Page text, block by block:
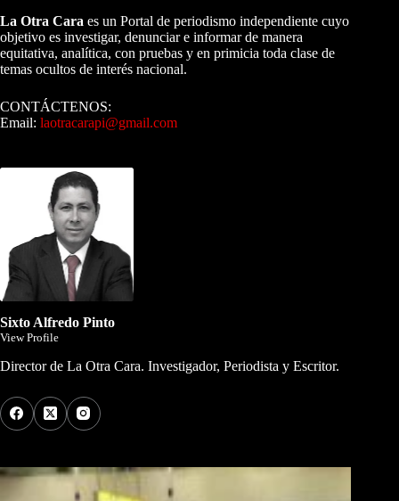
La Otra Cara es un Portal de periodismo independiente cuyo
objetivo es investigar, denunciar e informar de manera
equitativa, analítica, con pruebas y en primicia toda clase de
temas ocultos de interés nacional.
CONTÁCTENOS:
Email: laotracarapi@gmail.com
Sixto Alfredo Pinto
View Profile
Director de La Otra Cara. Investigador, Periodista y Escritor.